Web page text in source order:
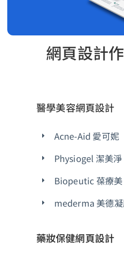
網頁設計
醫學美容網頁設計
Acne-Aid 愛可妮
Physiogel 潔美淨
Biopeutic 葆療美
mederma 美德
藥妝保健網頁設計